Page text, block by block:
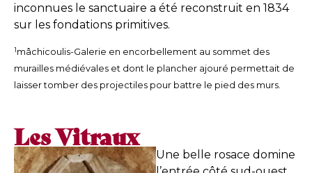
inconnues le sanctuaire a été reconstruit en 1834
sur les fondations primitives.
1mâchicoulis-Galerie en encorbellement au sommet des
murailles médiévales et dont le plancher ajouré permettait de
laisser tomber des projectiles pour battre le pied des murs.
Les Vitraux
Une belle rosace domine